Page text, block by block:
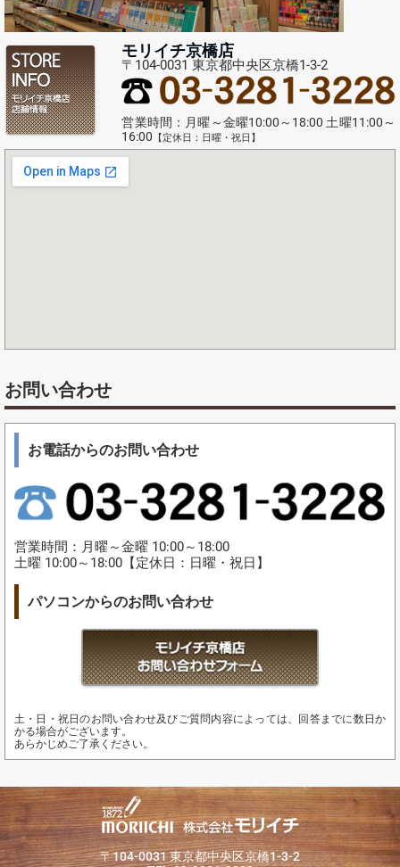
モリイチ京橋店
〒104-0031 東京都中央区京橋1-3-2
営業時間：月曜～金曜10:00～18:00 土曜11:00～
16:00
【定休日：日曜・祝日】
お問い合わせ
お電話からのお問い合わせ
営業時間：月曜～金曜 10:00～18:00
土曜 10:00～18:00【定休日：日曜・祝日】
パソコンからのお問い合わせ
土・日・祝日のお問い合わせ及びご質問内容によっては、回答までに数日か
かる場合がございます。
あらかじめご了承ください。
〒104-0031 東京都中央区京橋1-3-2